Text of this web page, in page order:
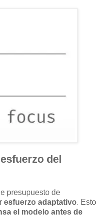
del
presupuesto de
esfuerzo adaptativo. Esto
el modelo antes de